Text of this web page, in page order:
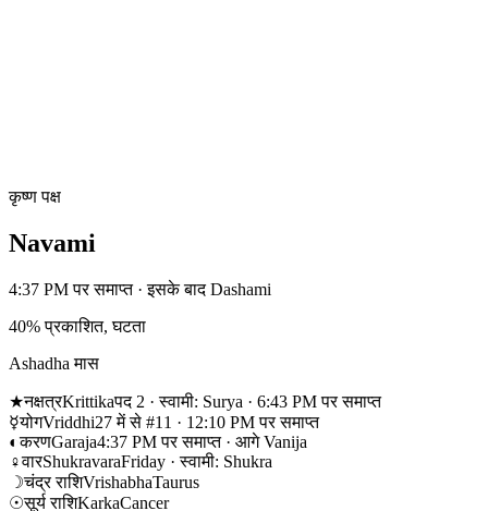
कृष्ण पक्ष
Navami
4:37 PM पर समाप्त · इसके बाद Dashami
40% प्रकाशित, घटता
Ashadha मास
★नक्षत्रKrittikaपद 2 · स्वामी: Surya · 6:43 PM पर समाप्त
☿योगVriddhi27 में से #11 · 12:10 PM पर समाप्त
◐करणGaraja4:37 PM पर समाप्त · आगे Vanija
♀वारShukravaraFriday · स्वामी: Shukra
☽चंद्र राशिVrishabhaTaurus
☉सूर्य राशिKarkaCancer